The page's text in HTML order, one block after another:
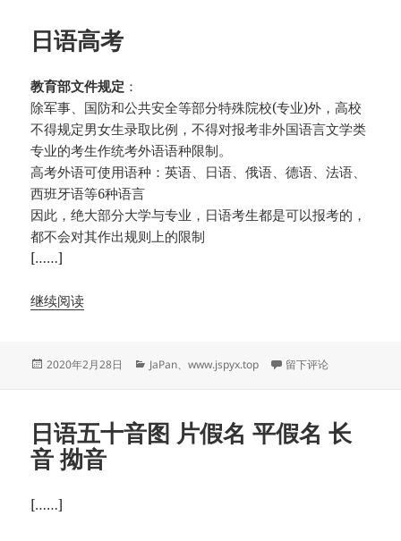
日语高考
教育部文件规定 ：
除军事、国防和公共安全等部分特殊院校(专业)外，高校
不得规定男女生录取比例，不得对报考非外国语言文学类
专业的考生作统考外语语种限制。
高考外语可使用语种：英语、日语、俄语、德语、法语、
西班牙语等6种语言
因此，绝大部分大学与专业，日语考生都是可以报考的，
都不会对其作出规则上的限制
[……]
继续阅读
发
2020年2月28日
分
JaPan、www.jspyx.top 于日语高考
留下评论
日语五十音图 片假名 平假名 长
音 拗音
[……]